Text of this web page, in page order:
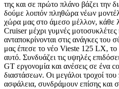
της και σε πρώτο πλάνο βάζει την
δούμε λοιπόν πληθώρα νέων
χώρα μας στο άμεσο μέλλον, κάθε
Cruiser μέχρι γυμνές
ανταποκρίνονται στις ανάγκες του
μας έπεσε το νέο Vieste 125 LX, το
αυτό. Συνδυάζει τις υψηλές
GT εργονομία και ανέσεις σε ένα
διαστάσεων. Οι μεγάλοι τροχοί
ασφάλεια, συνδράμουν επίσης και